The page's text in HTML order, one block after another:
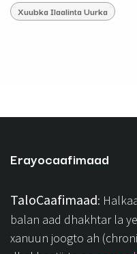
Xuubka Ilaalinta Uurka
Erayocaafimaad
TaloCaafimaad:
balan aad dhakhtar la
xanuun joogto ah